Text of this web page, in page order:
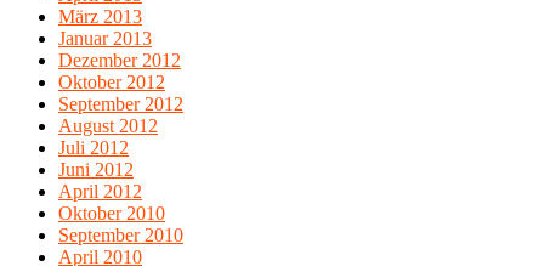
März 2013
Januar 2013
Dezember 2012
Oktober 2012
September 2012
August 2012
Juli 2012
Juni 2012
April 2012
Oktober 2010
September 2010
April 2010